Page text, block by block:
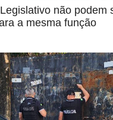
não podem
a mesma função